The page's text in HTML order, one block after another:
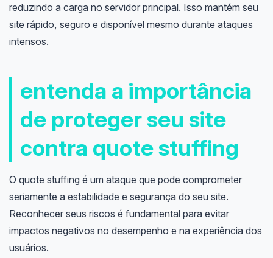
reduzindo a carga no servidor principal. Isso mantém seu
site rápido, seguro e disponível mesmo durante ataques
intensos.
entenda a importância
de proteger seu site
contra quote stuffing
O quote stuffing é um ataque que pode comprometer
seriamente a estabilidade e segurança do seu site.
Reconhecer seus riscos é fundamental para evitar
impactos negativos no desempenho e na experiência dos
usuários.